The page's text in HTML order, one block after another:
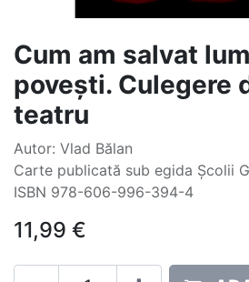
Cum am salvat
povești. Culegere
teatru
Autor: Vlad Bălan
Carte publicată sub egida Școlii
ISBN 978-606-996-394-4
11,99 €